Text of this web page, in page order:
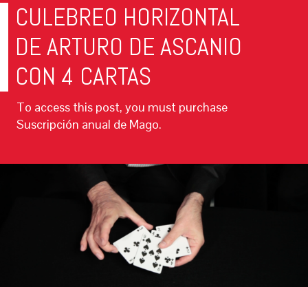
CULEBREO HORIZONTAL
DE ARTURO DE ASCANIO
CON 4 CARTAS
To access this post, you must purchase
Suscripción anual de Mago.